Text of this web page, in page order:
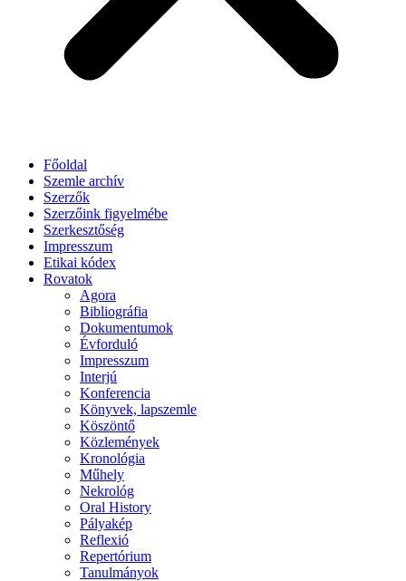
Főoldal
Szemle archív
Szerzők
Szerzőink figyelmébe
Szerkesztőség
Impresszum
Etikai kódex
Rovatok
Agora
Bibliográfia
Dokumentumok
Évforduló
Impresszum
Interjú
Konferencia
Könyvek, lapszemle
Köszöntő
Közlemények
Kronológia
Műhely
Nekrológ
Oral History
Pályakép
Reflexió
Repertórium
Tanulmányok